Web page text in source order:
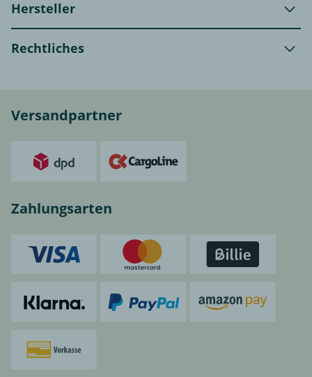
Hersteller
Rechtliches
Versandpartner
Zahlungsarten